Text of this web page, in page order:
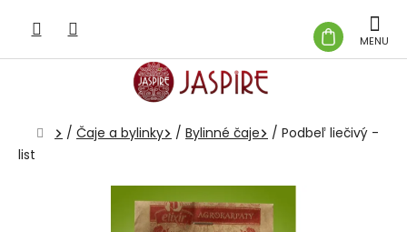
obsah
KOŠÍK
Domov
/ Čaje a bylinky / Bylinné čaje / Podbeľ liečivý -
list